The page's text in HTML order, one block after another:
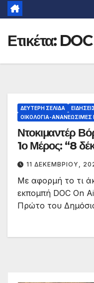
Ετικέτα:
ΔΕΎΤΕΡΗ ΣΕΛΊΔΑ
ΟΙΚΟΛΟΓΊΑ-ΑΝΑΝΕΏΣΙΜΕΣ
Ντοκιμαντέρ
1ο Μέρος: “8
11 ΔΕΚΕΜΒΡΊΟΥ,
Με αφορμή το τι
εκπομπή DOC On
Πρώτο του